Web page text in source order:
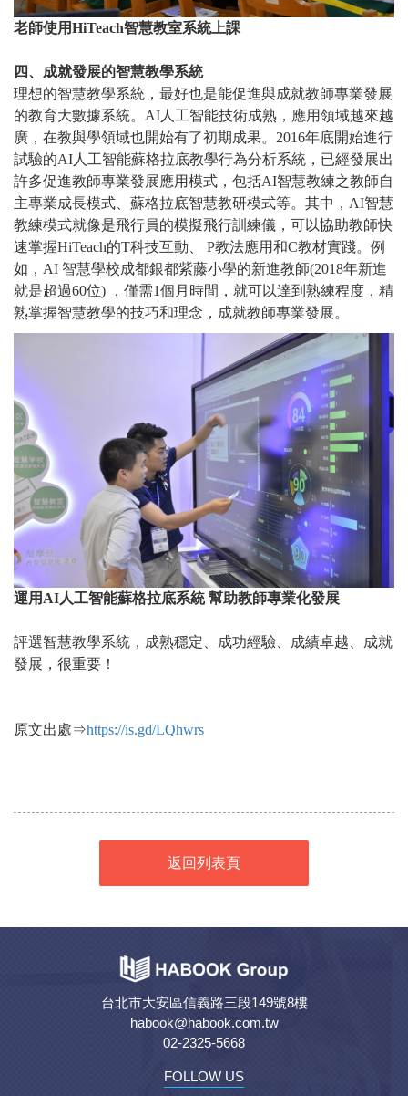
老師使用HiTeach智慧教室系統上課
四、成就發展的智慧教學系統
理想的智慧教學系統，最好也是能促進與成就教師專業發展
的教育大數據系統。AI人工智能技術成熟，應用領域越來越
廣，在教與學領域也開始有了初期成果。2016年底開始進行
試驗的AI人工智能蘇格拉底教學行為分析系統，已經發展出
許多促進教師專業發展應用模式，包括AI智慧教練之教師自
主專業成長模式、蘇格拉底智慧教研模式等。其中，AI智慧
教練模式就像是飛行員的模擬飛行訓練儀，可以協助教師快
速掌握HiTeach的T科技互動、 P教法應用和C教材實踐。例
如，AI 智慧學校成都銀都紫藤小學的新進教師(2018年新進
就是超過60位) ，僅需1個月時間，就可以達到熟練程度，精
熟掌握智慧教學的技巧和理念，成就教師專業發展。
運用AI人工智能蘇格拉底系統 幫助教師專業化發展
評選智慧教學系統，成熟穩定、成功經驗、成績卓越、成就
發展，很重要！
原文出處⇒https://is.gd/LQhwrs
返回列表頁
台北市大安區信義路三段149號8樓
habook@habook.com.tw
02-2325-5668
FOLLOW US